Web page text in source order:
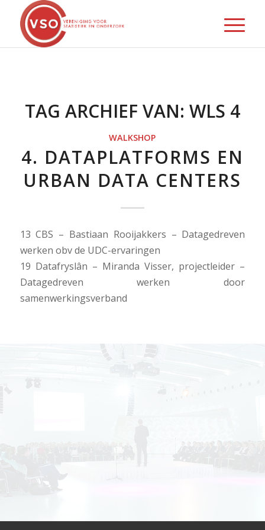
TAG ARCHIEF VAN: WLS 4
WALKSHOP
4. DATAPLATFORMS EN
URBAN DATA CENTERS
13 CBS – Bastiaan Rooijakkers – Datagedreven
werken obv de UDC-ervaringen
19 Datafryslân – Miranda Visser, projectleider –
Datagedreven werken door
samenwerkingsverband